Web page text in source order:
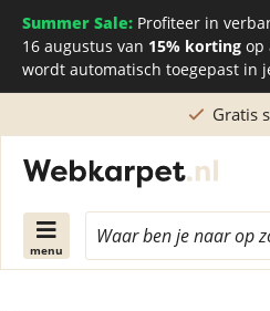
Summer Sale: Profiteer in
16 augustus van 15% korting op
wordt automatisch toegepast in
Gratis
menu